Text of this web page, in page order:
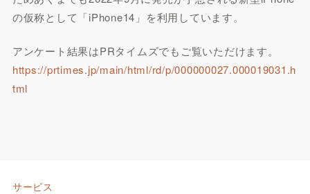
の仮称として「iPhone14」を利用しています。
アンケート結果はPRタイムズでもご覧いただけます。
https://prtimes.jp/main/html/rd/p/000000027.000019031.h
tml
サービス